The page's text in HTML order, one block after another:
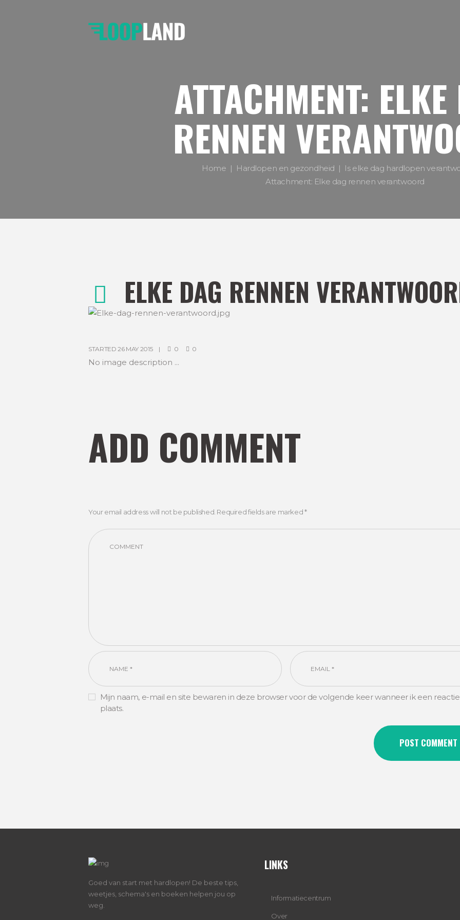
ATTACHMENT:
RENNEN
Home Hardlopen en gezondheid
Is elke dag hardlopen
Attachment: Elke dag rennen verantwoord
ELKE DAG RENNEN
STARTED26 MAY 2015 0 0
No image description ...
ADD COMMENT
Your email address will not be published. Required fields are marked *
Mijn naam, e-mail en site bewaren in deze browser voor de volgende keer wanneer ik een reactie
plaats.
Goed van start met hardlopen! De beste tips,
weetjes, schema's en boeken helpen jou op
weg.
LINKS
Informatiecentrum
Over